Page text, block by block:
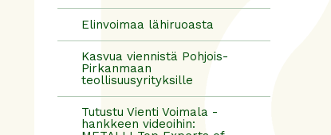
Elinvoimaa lähiruoasta
Kasvua viennistä Pohjois-
Pirkanmaan
teollisuusyrityksille
Tutustu Vienti Voimala -
hankkeen videoihin: